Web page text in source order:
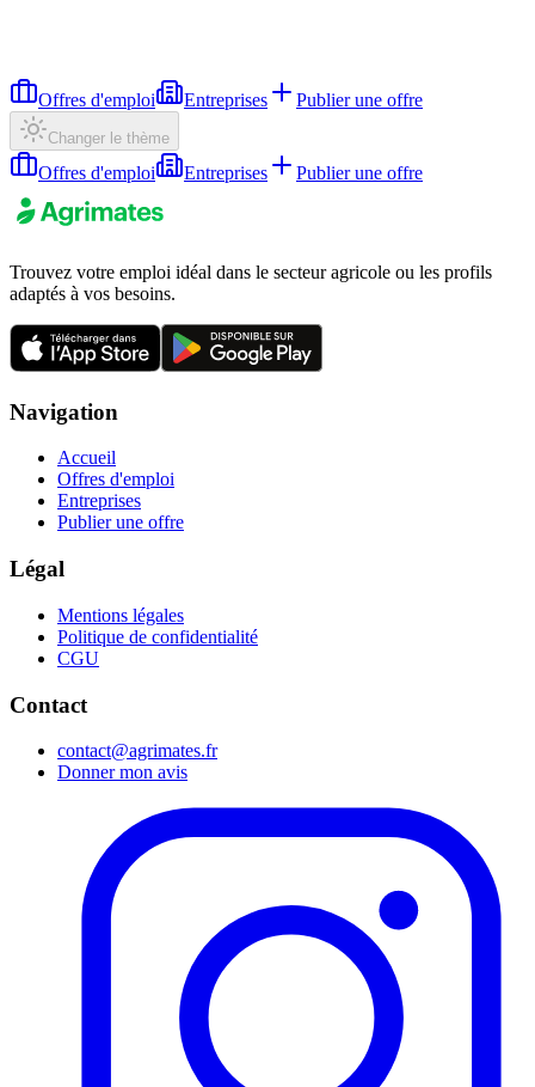
Offres d'emploi Entreprises Publier une offre
Changer le thème
Offres d'emploi Entreprises Publier une offre
Trouvez votre emploi idéal dans le secteur agricole ou les profils
adaptés à vos besoins.
Navigation
Accueil
Offres d'emploi
Entreprises
Publier une offre
Légal
Mentions légales
Politique de confidentialité
CGU
Contact
contact@agrimates.fr
Donner mon avis